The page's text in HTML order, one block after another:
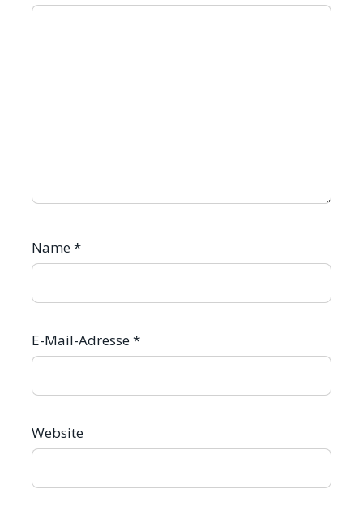
Name*
E-Mail-Adresse*
Website